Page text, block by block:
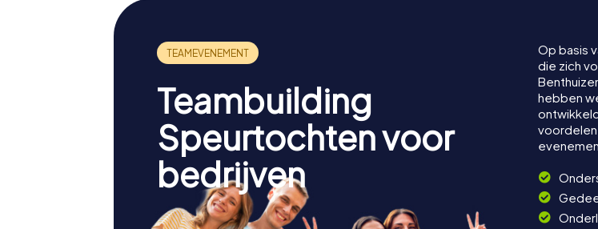
Teambuilding
Speurtochten voor
bedrijven
Op basis
die zich
hebben